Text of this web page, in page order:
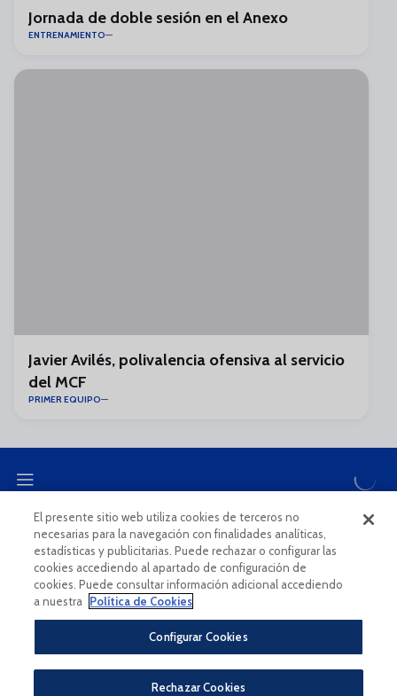
Jornada de doble sesión en el Anexo
ENTRENAMIENTO
Javier Avilés, polivalencia ofensiva al servicio
del MCF
PRIMER EQUIPO
CANAL ÉTICO
Política De Privacidad
El presente sitio web utiliza cookies de terceros no
necesarias para la navegación con finalidades analíticas,
estadísticas y publicitarias. Puede rechazar o configurar las
cookies accediendo al apartado de configuración de
cookies. Puede consultar información adicional accediendo
a nuestra
Política de Cookies
Configurar Cookies
Rechazar Cookies